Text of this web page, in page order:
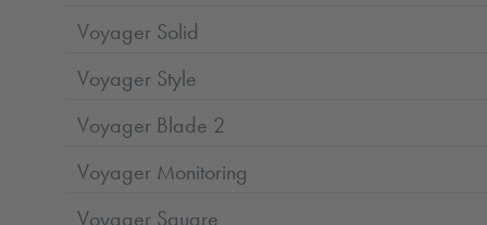
Voyager Solid
Voyager Style
Voyager Blade 2
Voyager Monitoring
Voyager Square